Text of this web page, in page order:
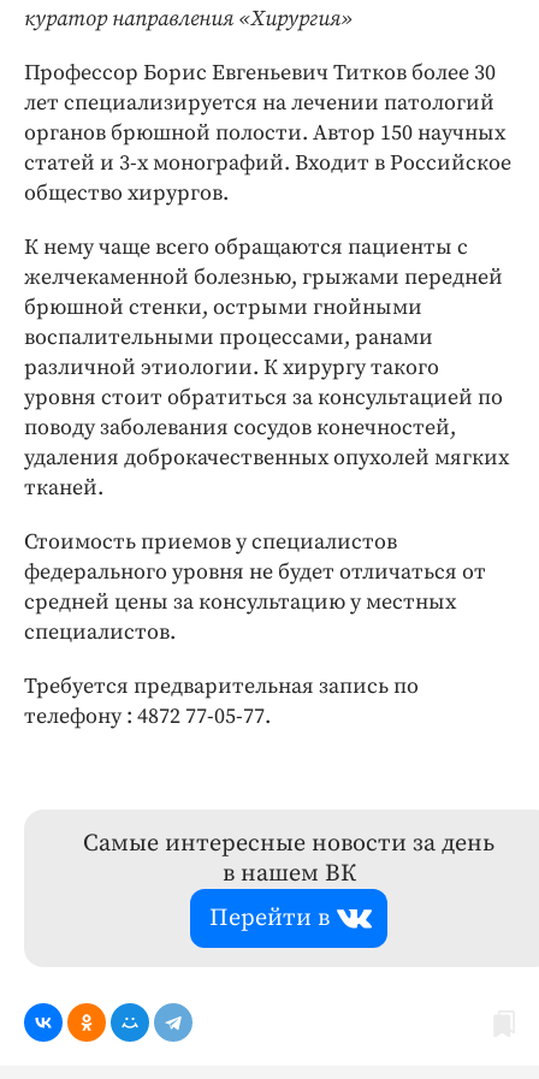
куратор направления «Хирургия»
Профессор Борис Евгеньевич Титков более 30
лет специализируется на лечении патологий
органов брюшной полости. Автор 150 научных
статей и 3-х монографий. Входит в Российское
общество хирургов.
К нему чаще всего обращаются пациенты с
желчекаменной болезнью, грыжами передней
брюшной стенки, острыми гнойными
воспалительными процессами, ранами
различной этиологии. К хирургу такого
уровня стоит обратиться за консультацией по
поводу заболевания сосудов конечностей,
удаления доброкачественных опухолей мягких
тканей.
Стоимость приемов у специалистов
федерального уровня не будет отличаться от
средней цены за консультацию у местных
специалистов.
Требуется предварительная запись по
телефону : 4872 77-05-77.
Самые интересные новости за день
в нашем ВК
Перейти в